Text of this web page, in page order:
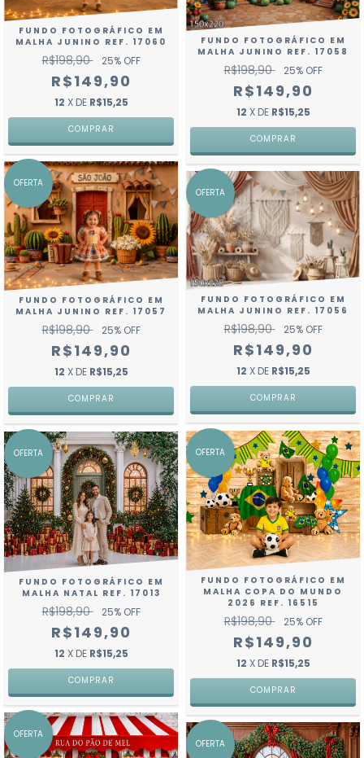
FUNDO FOTOGRÁFICO EM
MALHA JUNINO REF. 17060
R$198,90 25% OFF
R$149,90
12 X DE R$15,25
COMPRAR
FUNDO FOTOGRÁFICO EM
MALHA JUNINO REF. 17058
R$198,90 25% OFF
R$149,90
12 X DE R$15,25
COMPRAR
OFERTA
FUNDO FOTOGRÁFICO EM
MALHA JUNINO REF. 17057
R$198,90 25% OFF
R$149,90
12 X DE R$15,25
COMPRAR
OFERTA
FUNDO FOTOGRÁFICO EM
MALHA JUNINO REF. 17056
R$198,90 25% OFF
R$149,90
12 X DE R$15,25
COMPRAR
OFERTA
FUNDO FOTOGRÁFICO EM
MALHA NATAL REF. 17013
R$198,90 25% OFF
R$149,90
12 X DE R$15,25
COMPRAR
OFERTA
FUNDO FOTOGRÁFICO EM
MALHA COPA DO MUNDO
2026 REF. 16515
R$198,90 25% OFF
R$149,90
12 X DE R$15,25
COMPRAR
OFERTA
OFERTA